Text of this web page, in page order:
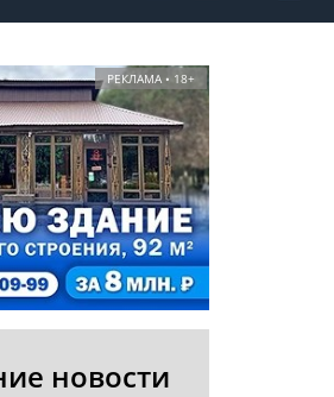
РЕКЛАМА • 18+
новости